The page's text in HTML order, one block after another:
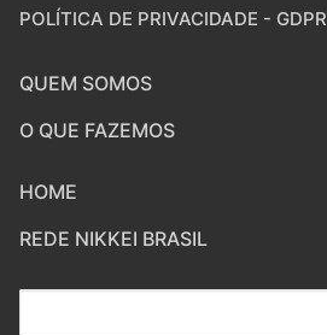
POLÍTICA DE PRIVACIDADE - GDPR
QUEM SOMOS
O QUE FAZEMOS
HOME
REDE NIKKEI BRASIL